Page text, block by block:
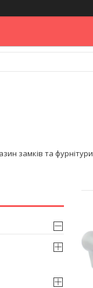
замків та фурнітури